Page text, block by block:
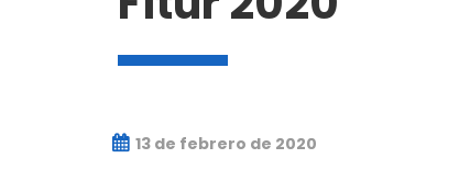
13 de febrero de 2020